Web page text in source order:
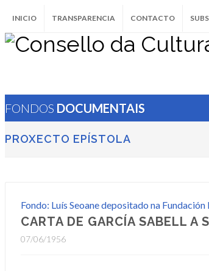
INICIO TRANSPARENCIA CONTACTO
FONDOS DOCUMENTAIS
PROXECTO EPÍSTOLA
Fondo: Luís Seoane depositado na Fundación
CARTA DE GARCÍA SABELL A
07/06/1956